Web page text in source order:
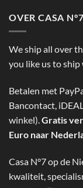
OVER CASA N°7
We ship all over
you like us to ship
Betalen met
Bancontact,
winkel).Gratis
Euro naar
Casa N°7 op de
kwaliteit,